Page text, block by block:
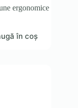
ergonomice
în coș